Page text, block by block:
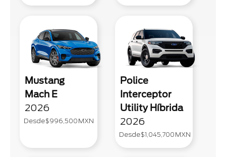
Mustang
Mach E
2026
Desde$996,500 MXN
Police
Interceptor
Utility Híbrida
2026
Desde$1,045,700 MXN